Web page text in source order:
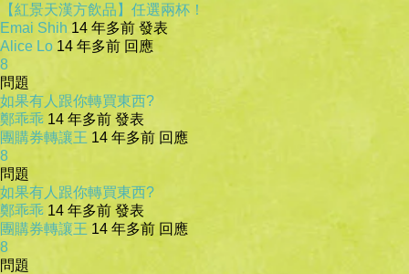
【紅景天漢方飲品】任選兩杯！
Emai Shih 14 年多前 發表
Alice Lo 14 年多前 回應
8
問題
如果有人跟你轉買東西?
鄭乖乖 14 年多前 發表
團購券轉讓王 14 年多前 回應
8
問題
如果有人跟你轉買東西?
鄭乖乖 14 年多前 發表
團購券轉讓王 14 年多前 回應
8
問題